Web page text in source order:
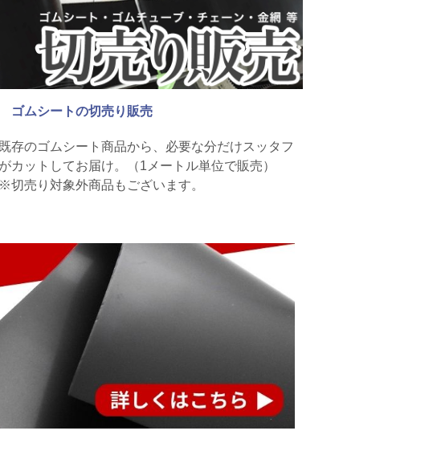
ゴムシートの切売り販売
既存のゴムシート商品から、必要な分だけスッタフ
がカットしてお届け。（1メートル単位で販売）
※切売り対象外商品もございます。